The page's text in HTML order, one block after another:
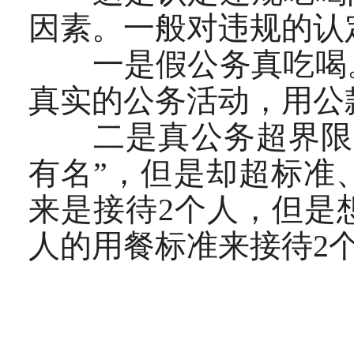
因素。一般对违规的
一是假公务真吃喝
真实的公务活动，用
二是真公务超界限
有名”，但是却超标准
来是接待2个人，但是
人的用餐标准来接待2